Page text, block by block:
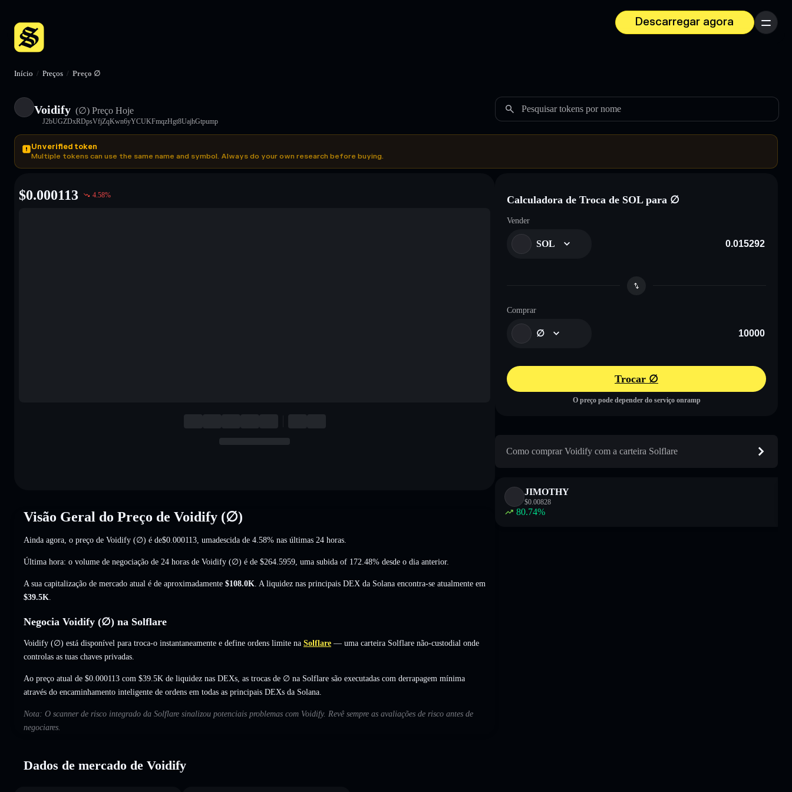
Descarregar agora
Menu
Início / Preços / Preço ∅
Voidify (∅) Preço Hoje
J2bUGZDxRDpsVfjZqKwn6yYCUKFmqzHgt8UajhGtpump
Pesquisar tokens por nome
Unverified token
Multiple tokens can use the same name and symbol. Always do your own research before buying.
$0.000113 4.58%
Visão Geral do Preço de Voidify (∅)
Ainda agora, o preço de Voidify (∅) é de$0.000113 , umadescida de 4.58% nas últimas 24 horas.
Última hora: o volume de negociação de 24 horas de Voidify (∅) é de $264.5959 uma subida of 172.48% desde o dia anterior.
A sua capitalização de mercado atual é de aproximadamente $108.0K . A liquidez nas principais DEX da Solana encontra-se atualmente em
$39.5K
Negocia Voidify (∅) na Solflare
Voidify (∅) está disponível para troca-o instantaneamente e define ordens limite na Solflare — uma carteira Solflare não-custodial onde
controlas as tuas chaves privadas.
Ao preço atual de $0.000113 com $39.5K de liquidez nas DEXs, as trocas de ∅ na Solflare são executadas com derrapagem mínima
através do encaminhamento inteligente de ordens em todas as principais DEXs da Solana.
Nota: O scanner de risco integrado da Solflare sinalizou potenciais problemas com Voidify. Revê sempre as avaliações de risco antes de
negociares.
Dados de mercado de Voidify
Calculadora de Troca de SOL para ∅
Vender
SOL
Comprar
∅
Trocar ∅
O preço pode depender do serviço onramp
Como comprar Voidify com a carteira Solflare
JIMOTHY
$0.00828
80.74%